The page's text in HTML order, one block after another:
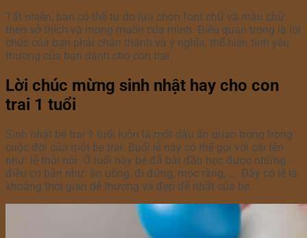
Tất nhiên, bạn có thể tự do lựa chọn font chữ và màu chữ
theo sở thích và mong muốn của mình. Điều quan trọng là lời
chúc của bạn phải chân thành và ý nghĩa, thể hiện tình yêu
thương của bạn dành cho con trai.
Lời chúc mừng sinh nhật hay cho con
trai 1 tuổi
Sinh nhật bé trai 1 tuổi luôn là một dấu ấn quan trọng trong
cuộc đời của một bé trai. Buổi lễ này có thể gọi với cái tên
như: lễ thôi nôi. Ở tuổi này bé đã bắt đầu học được những
điều cơ bản như: ăn uống, đi đứng, mọc răng, …. Đây có lẽ là
khoảng thời gian dễ thương và đẹp đẽ nhất của bé.